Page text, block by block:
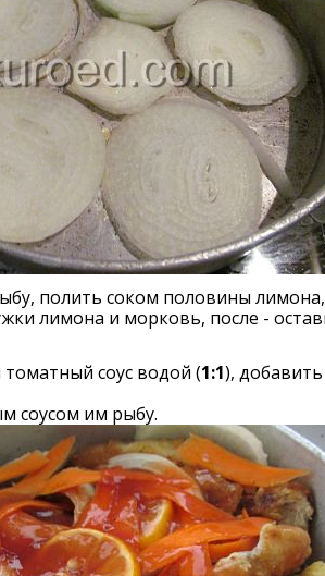
полить соком половины лимона,
лимона и морковь, после -
томатный соус водой (1:1),
соусом им рыбу.